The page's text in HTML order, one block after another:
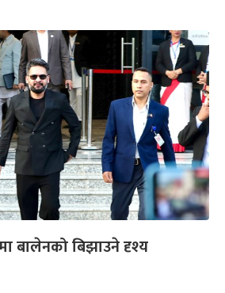
बालेनको बिझाउने दृश्य